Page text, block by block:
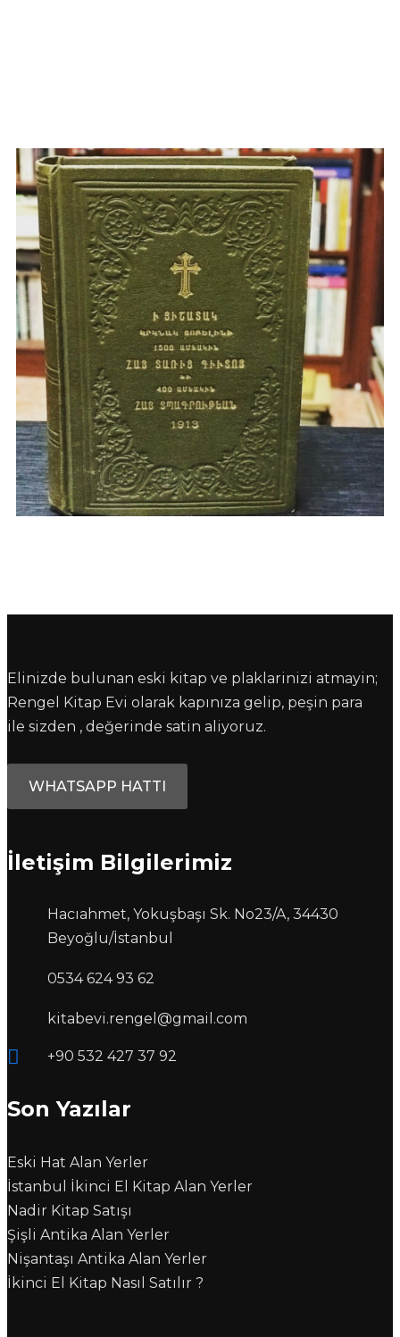
Elinizde bulunan eski kitap ve plaklarinizi atmayin;
Rengel Kitap Evi olarak kapınıza gelip, peşin para
ile sizden , değerinde satin aliyoruz.
WHATSAPP HATTI
İletişim Bilgilerimiz
Hacıahmet, Yokuşbaşı Sk. No23/A, 34430
Beyoğlu/İstanbul
0534 624 93 62
kitabevi.rengel@gmail.com
+90 532 427 37 92
Son Yazılar
Eski Hat Alan Yerler
İstanbul İkinci El Kitap Alan Yerler
Nadir Kitap Satışı
Şişli Antika Alan Yerler
Nişantaşı Antika Alan Yerler
İkinci El Kitap Nasıl Satılır ?